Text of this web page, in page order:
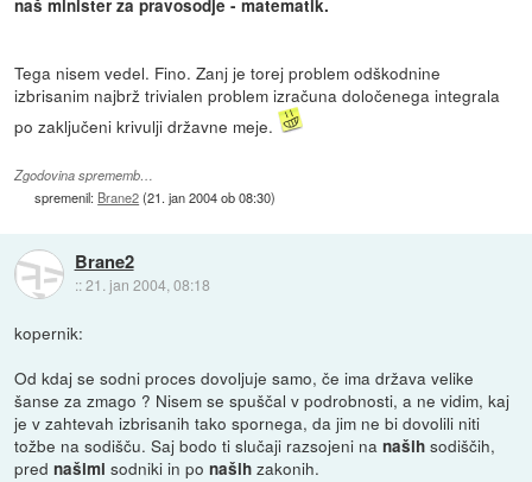
naš minister za pravosodje - matematik.
Tega nisem vedel. Fino. Zanj je torej problem odškodnine
izbrisanim najbrž trivialen problem izračuna določenega integrala
po zaključeni krivulji državne meje.
Zgodovina sprememb…
spremenil: Brane2(21. jan 2004 ob 08:30)
Brane2
::21. jan 2004, 08:18
kopernik:
Od kdaj se sodni proces dovoljuje samo, če ima država velike
šanse za zmago ? Nisem se spuščal v podrobnosti, a ne vidim, kaj
je v zahtevah izbrisanih tako spornega, da jim ne bi dovolili niti
tožbe na sodišču. Saj bodo ti slučaji razsojeni nanaših sodiščih,
prednašimi sodniki in ponaših zakonih.